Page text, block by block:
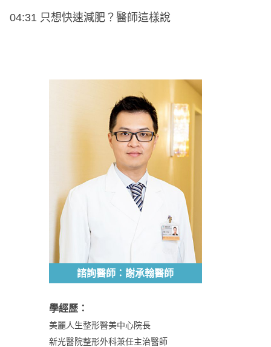
04:31 只想快速減肥？醫師這樣說
諮詢醫師：謝承翰醫師
學經歷：
美麗人生整形醫美中心院長
新光醫院整形外科兼任主治醫師